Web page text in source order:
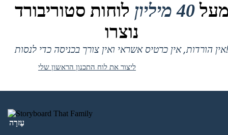
40 מיליון
לוחות סטוריבורד
נוצרו
אין הורדות, אין כרטיס אשראי ואין צורך בכניסה כדי לנסות!
ליצור את לוח התכנון הראשון שלי
עֶזרָה